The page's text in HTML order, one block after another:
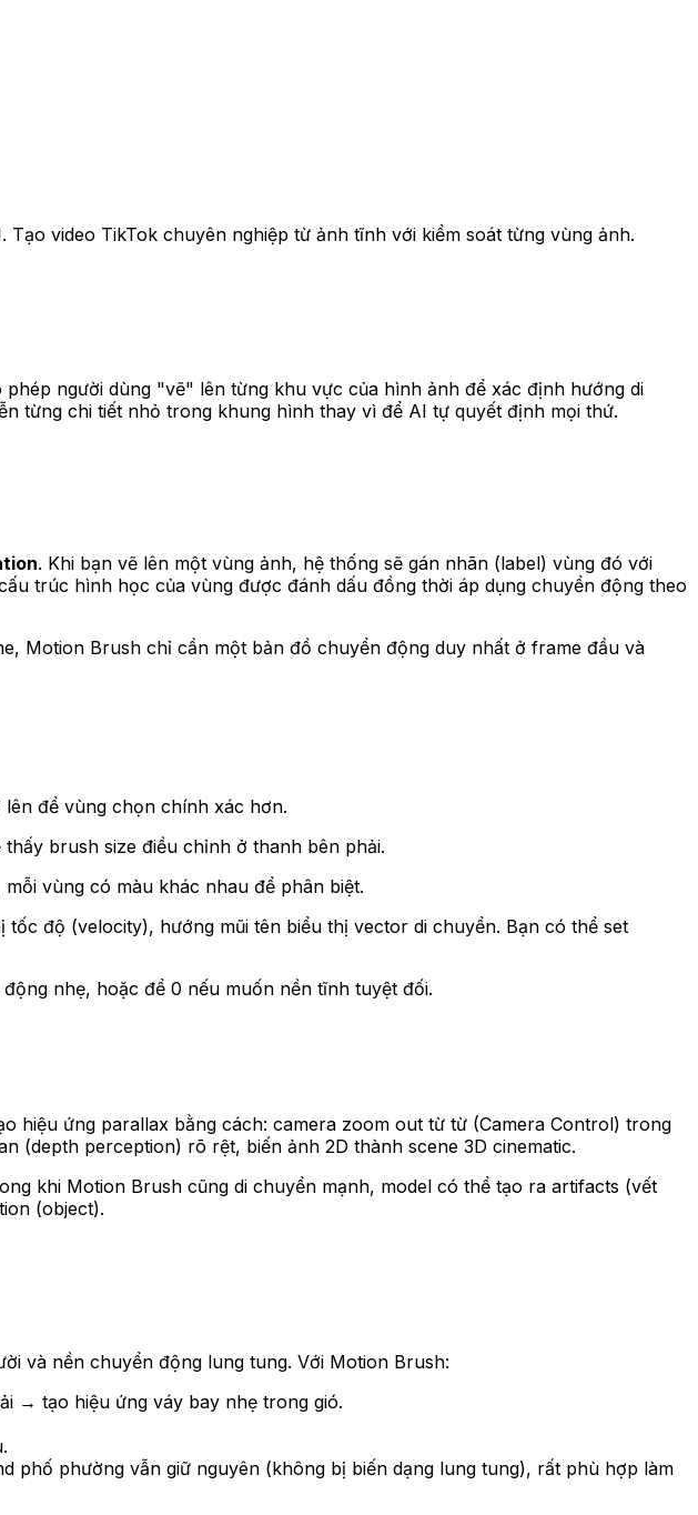
video TikTok chuyên nghiệp từ ảnh tĩnh với kiểm soát từng vùng ảnh.
người dùng "vẽ" lên từng khu vực của hình ảnh để xác định hướng di
từng chi tiết nhỏ trong khung hình thay vì để AI tự quyết định mọi thứ.
. Khi bạn vẽ lên một vùng ảnh, hệ thống sẽ gán nhãn (label) vùng đó với
trúc hình học của vùng được đánh dấu đồng thời áp dụng chuyển động theo
Motion Brush chỉ cần một bản đồ chuyển động duy nhất ở frame đầu và
để vùng chọn chính xác hơn.
brush size điều chỉnh ở thanh bên phải.
vùng có màu khác nhau để phân biệt.
độ (velocity), hướng mũi tên biểu thị vector di chuyển. Bạn có thể set
nhẹ, hoặc để 0 nếu muốn nền tĩnh tuyệt đối.
hiệu ứng parallax bằng cách: camera zoom out từ từ (Camera Control) trong
(depth perception) rõ rệt, biến ảnh 2D thành scene 3D cinematic.
khi Motion Brush cũng di chuyển mạnh, model có thể tạo ra artifacts (vết
(object).
và nền chuyển động lung tung. Với Motion Brush:
→ tạo hiệu ứng váy bay nhẹ trong gió.
phố phường vẫn giữ nguyên (không bị biến dạng lung tung), rất phù hợp làm